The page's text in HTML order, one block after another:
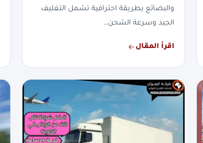
والبضائع بطريقة احترافية تشمل التغليف
الجيد وسرعة الشحن…
اقرأ المقال